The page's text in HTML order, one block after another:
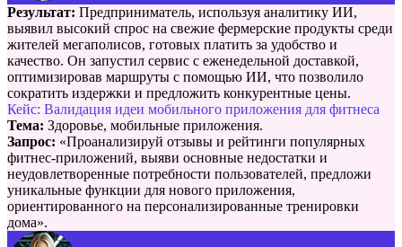
Результат: Предприниматель, используя аналитику ИИ,
выявил высокий спрос на свежие фермерские продукты среди
жителей мегаполисов, готовых платить за удобство и
качество. Он запустил сервис с еженедельной доставкой,
оптимизировав маршруты с помощью ИИ, что позволило
сократить издержки и предложить конкурентные цены.
Кейс: Валидация идеи мобильного приложения для фитнеса
Тема: Здоровье, мобильные приложения.
Запрос: «Проанализируй отзывы и рейтинги популярных
фитнес-приложений, выяви основные недостатки и
неудовлетворенные потребности пользователей, предложи
уникальные функции для нового приложения,
ориентированного на персонализированные тренировки
дома».